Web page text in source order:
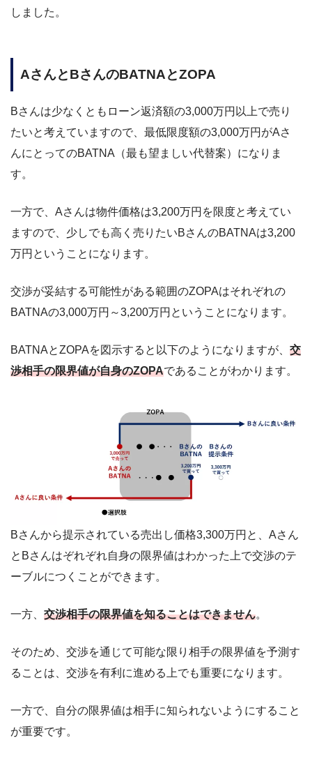
しました。
AさんとBさんのBATNAとZOPA
Bさんは少なくともローン返済額の3,000万円以上で売り
たいと考えていますので、最低限度額の3,000万円がAさ
んにとってのBATNA（最も望ましい代替案）になりま
す。
一方で、Aさんは物件価格は3,200万円を限度と考えてい
ますので、少しでも高く売りたいBさんのBATNAは3,200
万円ということになります。
交渉が妥結する可能性がある範囲のZOPAはそれぞれの
BATNAの3,000万円～3,200万円ということになります。
BATNAとZOPAを図示すると以下のようになりますが、 交
渉相手の限界値が自身のZOPAであることがわかります。
Bさんから提示されている売出し価格3,300万円と、Aさん
とBさんはぞれぞれ自身の限界値はわかった上で交渉のテ
ーブルにつくことができます。
一方、 交渉相手の限界値を知ることはできません。
そのため、交渉を通じて可能な限り相手の限界値を予測す
ることは、交渉を有利に進める上でも重要になります。
一方で、自分の限界値は相手に知られないようにすること
が重要です。